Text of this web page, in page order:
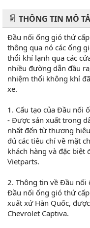
THÔNG TIN MÔ TẢ
Đầu nối ống gió thứ
thông qua nó các ống
thổi khí lạnh qua các
nhiều đường dẫn đầu
nhiệm thổi không khí
xe.
1. Cấu tạo của Đầu nối
- Được sản xuất trong
nhất đến từ thương
đủ các tiêu chí về mặt
khách hàng và đặc biệt
Vietparts.
2. Thông tin về Đầu nối
Đầu nối ống gió thứ
xuất xứ Hàn Quốc,
Chevrolet Captiva.